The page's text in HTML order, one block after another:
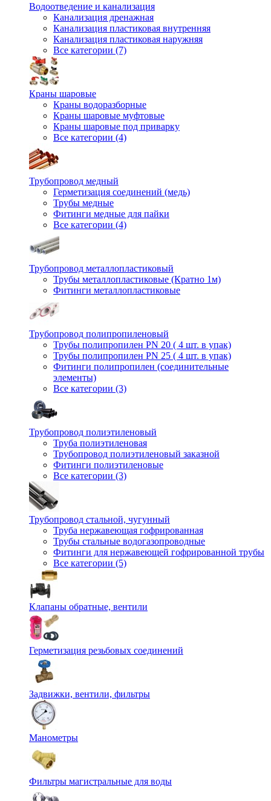
Водоотведение и канализация
Канализация дренажная
Канализация пластиковая внутренняя
Канализация пластиковая наружняя
Все категории (7)
Краны шаровые
Краны водоразборные
Краны шаровые муфтовые
Краны шаровые под приварку
Все категории (4)
Трубопровод медный
Герметизация соединений (медь)
Трубы медные
Фитинги медные для пайки
Все категории (4)
Трубопровод металлопластиковый
Трубы металлопластиковые (Кратно 1м)
Фитинги металлопластиковые
Трубопровод полипропиленовый
Трубы полипропилен PN 20 ( 4 шт. в упак)
Трубы полипропилен PN 25 ( 4 шт. в упак)
Фитинги полипропилен (cоединительные
элементы)
Все категории (3)
Трубопровод полиэтиленовый
Труба полиэтиленовая
Трубопровод полиэтиленовый заказной
Фитинги полиэтиленовые
Все категории (3)
Трубопровод стальной, чугунный
Труба нержавеющая гофрированная
Трубы стальные водогазопроводные
Фитинги для нержавеющей гофрированной трубы
Все категории (5)
Клапаны обратные, вентили
Герметизация резьбовых соединений
Задвижки, вентили, фильтры
Манометры
Фильтры магистральные для воды